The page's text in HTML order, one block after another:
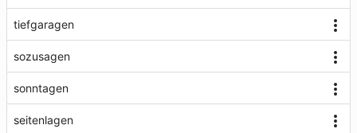
tiefgaragen
sozusagen
sonntagen
seitenlagen